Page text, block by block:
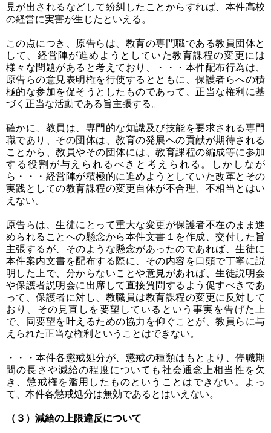
見が出されるなどして紛糾したことからすれば、本件高校
の経営に実害が生じたといえる。
この点につき、原告らは、教育の専門職である教員団体と
して、経営陣が進めようとしていた教育課程の変更には
様々な問題があると考えており、・・・本件配布行為は、
原告らの意見表明権を行使するとともに、保護者らへの積
極的な参加を促そうとしたものであって、正当な権利に基
づく正当な活動である旨主張する。
確かに、教員は、専門的な知識及び技能を要求される専門
職であり、その団体は、教育の発展への貢献が期待される
ことから、教員やその団体には、教育課程の編成等に参加
する役割が与えられるべきと考えられる。しかしなが
ら・・・経営陣が積極的に進めようとしていた改革とその
実践としての教育課程の変更自体が不合理、不相当とはい
えない。
原告らは、生徒にとって重大な変更が保護者不在のまま進
められることへの懸念から本件文書１を作成、交付した旨
主張するが、そのような懸念があったのであれば、生徒に
本件案内文書を配布する際に、その内容を口頭で丁寧に説
明した上で、分からないことや意見があれば、生徒説明会
や保護者説明会に出席して直接質問するよう促すべきであ
って、保護者に対し、教職員は教育課程の変更に反対して
おり、その見直しを要望しているという事実を告げた上
で、同要望を叶えるための協力を仰ぐことが、教員らに与
えられた正当な権利ということはできない。
・・・本件各懲戒処分が、懲戒の種類はもとより、停職期
間の長さや減給の程度についても社会通念上相当性を欠
き、懲戒権を濫用したものということはできない。よっ
て、本件各懲戒処分は無効であるとはいえない。
（３）減給の上限違反について